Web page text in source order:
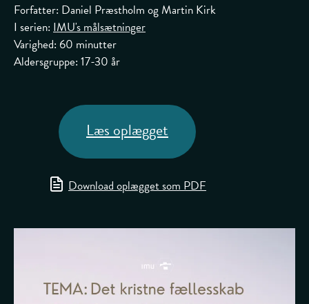
Forfatter: Daniel Præstholm og Martin Kirk
I serien: IMU's målsætninger
Varighed: 60 minutter
Aldersgruppe: 17-30 år
Læs oplægget
Download oplægget som PDF